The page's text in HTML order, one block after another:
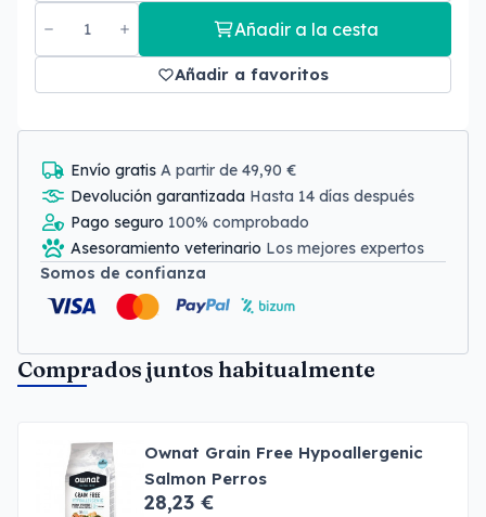
Añadir a la cesta
Añadir a favoritos
Envío gratis A partir de 49,90 €
Devolución garantizada Hasta 14 días después
Pago seguro 100% comprobado
Asesoramiento veterinario Los mejores expertos
Somos de confianza
Comprados juntos habitualmente
Ownat Grain Free Hypoallergenic
Salmon Perros
28,23 €